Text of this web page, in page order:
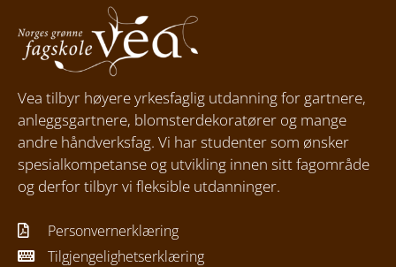
Vea tilbyr høyere yrkesfaglig utdanning for gartnere,
anleggsgartnere, blomsterdekoratører og mange
andre håndverksfag. Vi har studenter som ønsker
spesialkompetanse og utvikling innen sitt fagområde
og derfor tilbyr vi fleksible utdanninger.
Personvernerklæring
Tilgjengelighetserklæring